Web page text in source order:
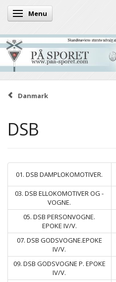
Skifte navigation
Menu
Danmark
DSB
01. DSB DAMPLOKOMOTIVER.
03. DSB ELLOKOMOTIVER OG -
VOGNE.
05. DSB PERSONVOGNE.
EPOKE IV/V.
07. DSB GODSVOGNE.EPOKE
IV/V.
09. DSB GODSVOGNE P. EPOKE
IV/V.